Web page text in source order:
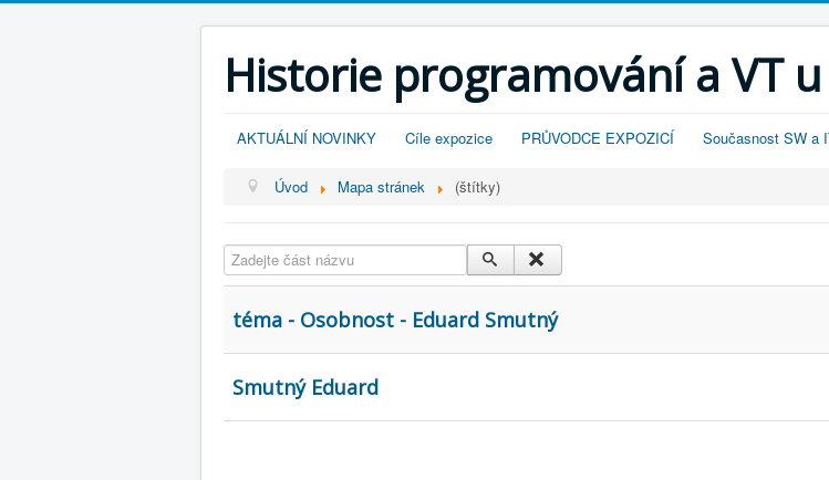
Historie programování a VT
AKTUÁLNÍ NOVINKY Cíle expozice PRŮVODCE EXPOZICÍ Současnost SW a
Úvod Mapa stránek (štítky)
Zadejte část názvu
téma - Osobnost - Eduard Smutný
Smutný Eduard